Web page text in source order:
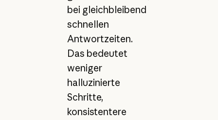
bei gleichbleibend
schnellen
Antwortzeiten.
Das bedeutet
weniger
halluzinierte
Schritte,
konsistentere